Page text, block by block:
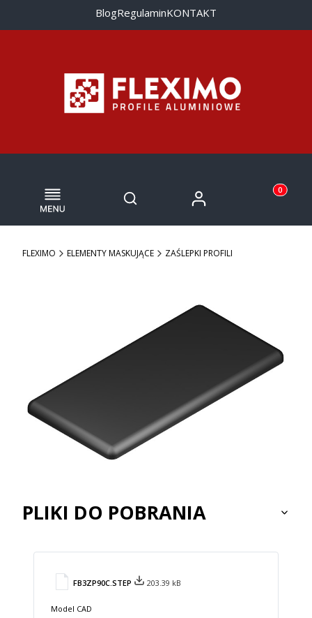
BlogRegulaminKONTAKT
Menu Otwórz wyszukiwarkę
Szukaj Zaloguj się Produkty
Koszyk
FLEXIMO ELEMENTY MASKUJĄCE ZAŚLEPKI PROFILI
PLIKI DO POBRANIA
FB3ZP90C.STEP 203.39 kB
Model CAD